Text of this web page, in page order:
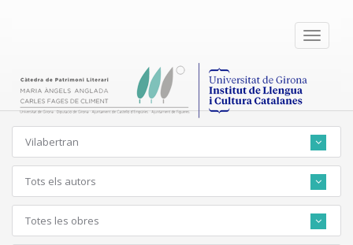
Toggle
Vilabertran
Tots els autors
Totes les obres